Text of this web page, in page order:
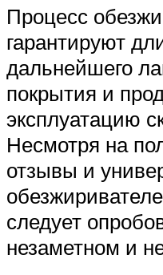
Процесс
гарантируют
дальнейшего
покрытия и
эксплуатацию
Несмотря на
отзывы и
следует
незаметном и